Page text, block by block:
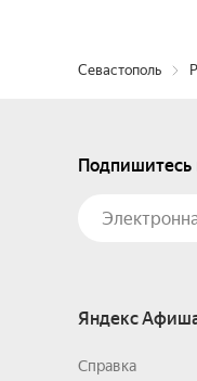
Севастополь
Подпишитесь
Яндекс
Справка